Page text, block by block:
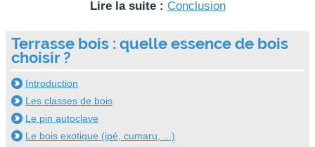
Lire la suite : Conclusion
Terrasse bois : quelle essence de bois
choisir ?
Introduction
Les classes de bois
Le pin autoclave
Le bois exotique (ipé, cumaru, ...)